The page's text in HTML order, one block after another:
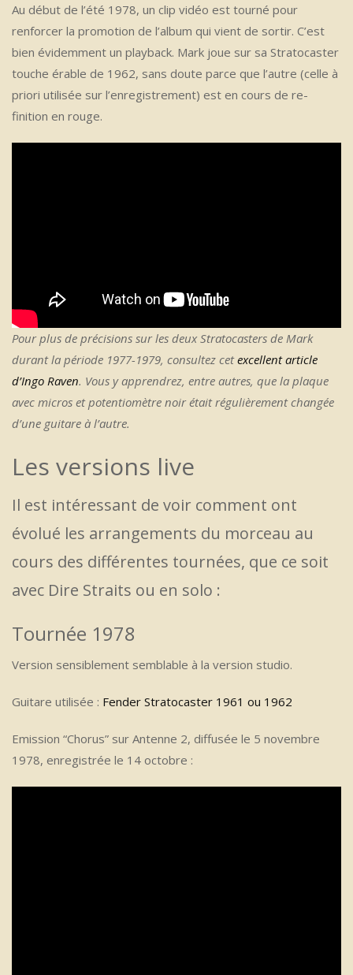
Au début de l’été 1978, un clip vidéo est tourné pour
renforcer la promotion de l’album qui vient de sortir. C’est
bien évidemment un playback. Mark joue sur sa Stratocaster
touche érable de 1962, sans doute parce que l’autre (celle à
priori utilisée sur l’enregistrement) est en cours de re-
finition en rouge.
Pour plus de précisions sur les deux Stratocasters de Mark
durant la période 1977-1979, consultez cetexcellent article
d’Ingo Raven. Vous y apprendrez, entre autres, que la plaque
avec micros et potentiomètre noir était régulièrement changée
d’une guitare à l’autre.
Les versions live
Il est intéressant de voir comment ont
évolué les arrangements du morceau au
cours des différentes tournées, que ce soit
avec Dire Straits ou en solo :
Tournée 1978
Version sensiblement semblable à la version studio.
Guitare utilisée : Fender Stratocaster 1961 ou 1962
Emission “Chorus” sur Antenne 2, diffusée le 5 novembre
1978, enregistrée le 14 octobre :